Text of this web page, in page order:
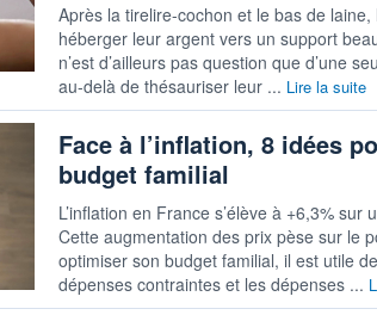
Après la tirelire-cochon et le bas de
héberger leur argent vers un support
n’est d’ailleurs pas question que d’une
au-delà de thésauriser leur ... Lire la suite
Face à l’inflation, 8 idées
budget familial
L’inflation en France s’élève à +6,3%
Cette augmentation des prix pèse sur le
optimiser son budget familial, il est utile
dépenses contraintes et les dépenses ...